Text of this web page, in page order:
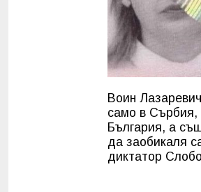
Воин
само в Сърбия,
България, а
да заобикаля
диктатор